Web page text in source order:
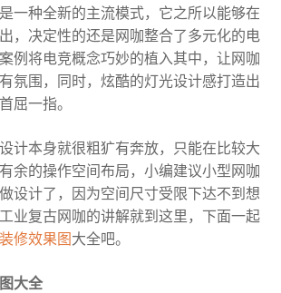
一种全新的主流模式，它之所以能够在
，决定性的还是网咖整合了多元化的电
例将电竞概念巧妙的植入其中，让网咖
氛围，同时，炫酷的灯光设计感打造出
屈一指。
计本身就很粗犷有奔放，只能在比较大
余的操作空间布局，小编建议小型网咖
设计了，因为空间尺寸受限下达不到想
业复古网咖的讲解就到这里，下面一起
修效果图 大全吧。
大全